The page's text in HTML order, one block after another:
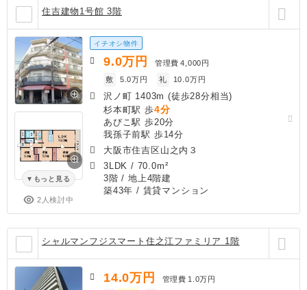
住吉建物1号館 3階
もっと見る
2人検討中
イチオシ物件
9.0万円 管理費 4,000円
敷
5.0万円 礼 10.0万円
沢ノ町 1403m (徒歩28分相当)
杉本町駅 歩4分
あびこ駅 歩20分
我孫子前駅 歩14分
大阪市住吉区山之内３
3LDK / 70.0m²
3階 / 地上4階建
築43年 / 賃貸マンション
シャルマンフジスマート住之江ファミリア 1階
14.0万円 管理費 1.0万円